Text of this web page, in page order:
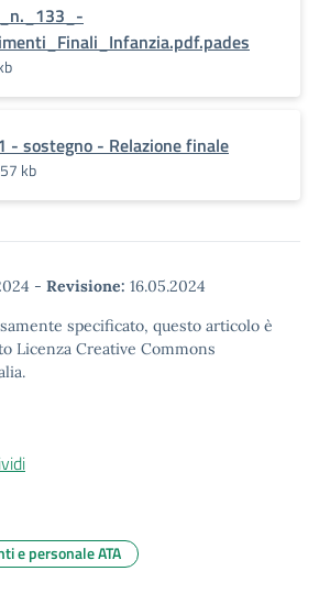
- sostegno - Relazione finale
kb
- Revisione: 16.05.2024
specificato, questo articolo è
Licenza Creative Commons
e personale ATA